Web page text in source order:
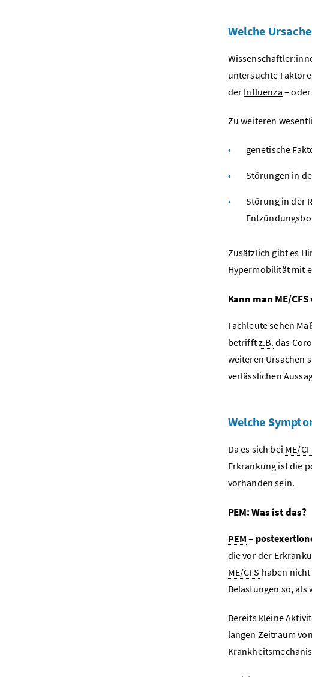
Welche
untersuchte
der Influenza – oder
Zu weiteren
genetische
Störungen in
Störung in der
Zusätzlich gibt es
Hypermobilität mit
Kann man ME/CFS
Fachleute sehen
betrifftz.B. das
weiteren Ursachen
verlässlichen
Welche
Da es sich bei ME/
Erkrankung ist die
vorhanden sein.
PEM: Was ist das?
PEM –
die vor der
ME/CFS haben
Belastungen so,
Bereits kleine
langen Zeitraum